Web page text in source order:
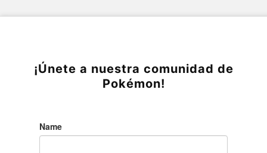
¡Únete a nuestra comunidad de
Pokémon!